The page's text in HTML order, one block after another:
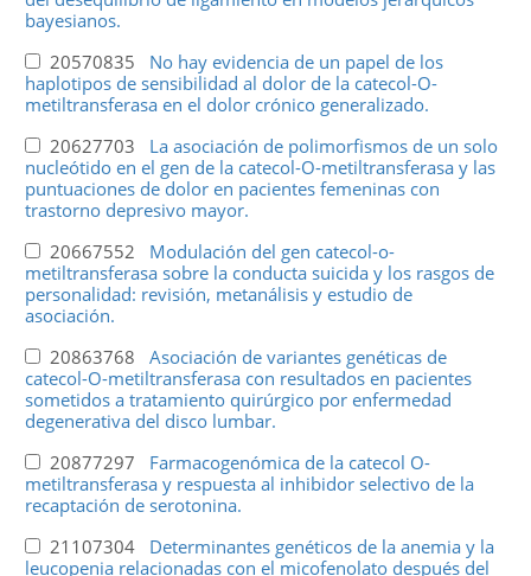
bayesianos.
20570835 No hay evidencia de un papel de los
haplotipos de sensibilidad al dolor de la catecol-O-
metiltransferasa en el dolor crónico generalizado.
20627703 La asociación de polimorfismos de un solo
nucleótido en el gen de la catecol-O-metiltransferasa y las
puntuaciones de dolor en pacientes femeninas con
trastorno depresivo mayor.
20667552 Modulación del gen catecol-o-
metiltransferasa sobre la conducta suicida y los rasgos de
personalidad: revisión, metanálisis y estudio de
asociación.
20863768 Asociación de variantes genéticas de
catecol-O-metiltransferasa con resultados en pacientes
sometidos a tratamiento quirúrgico por enfermedad
degenerativa del disco lumbar.
20877297 Farmacogenómica de la catecol O-
metiltransferasa y respuesta al inhibidor selectivo de la
recaptación de serotonina.
21107304 Determinantes genéticos de la anemia y la
leucopenia relacionadas con el micofenolato después del